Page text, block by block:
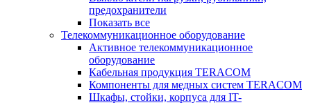
предохранители
Показать все
Телекоммуникационное оборудование
Активное телекоммуникационное
оборудование
Кабельная продукция TERACOM
Компоненты для медных систем TERACOM
Шкафы, стойки, корпуса для IT-